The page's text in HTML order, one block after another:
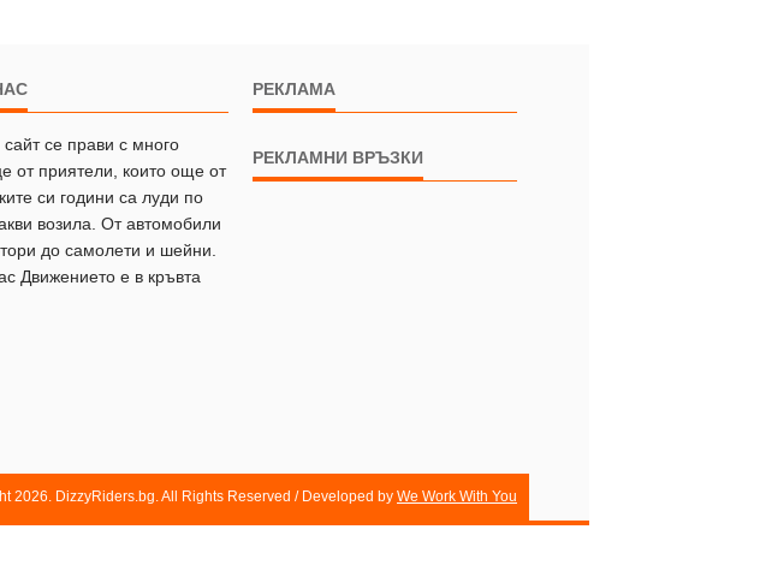
сайт се прави с много
от приятели, които още от
си години са луди по
возила. От автомобили
до самолети и шейни.
Движението е в кръвта
РЕКЛАМА
РЕКЛАМНИ ВРЪЗКИ
2026. DizzyRiders.bg. All Rights Reserved / Developed by We Work With You